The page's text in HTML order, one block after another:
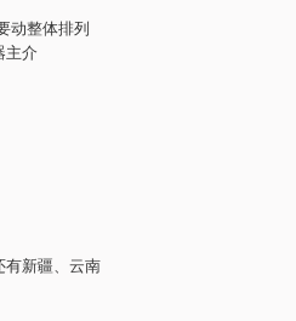
动整体排列
主介
有新疆、云南